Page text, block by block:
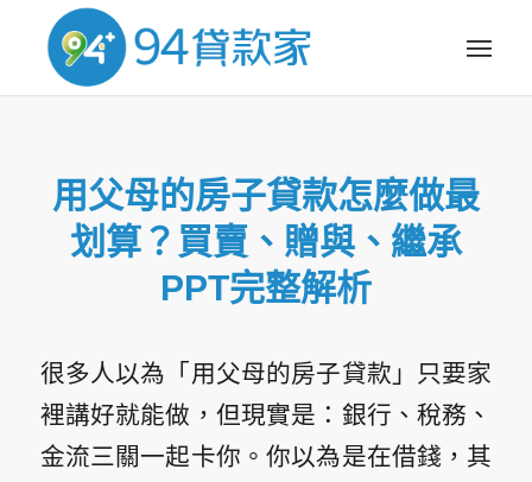
用父母的房子貸款怎麼做最
划算？買賣、贈與、繼承
PPT完整解析
很多人以為「用父母的房子貸款」只要家
裡講好就能做，但現實是：銀行、稅務、
金流三關一起卡你。你以為是在借錢，其